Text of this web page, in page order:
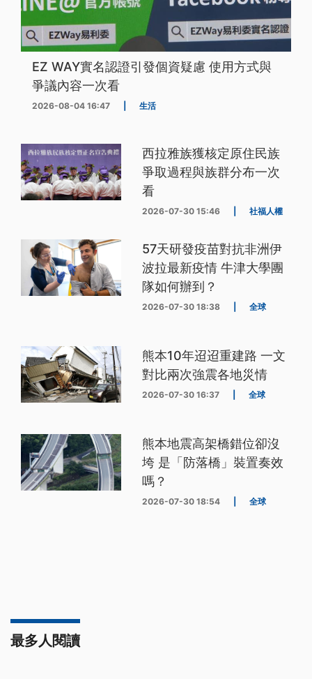
EZ WAY實名認證引發個資疑慮 使用方式與
爭議內容一次看
2026-08-04 16:47 生活
西拉雅族獲核定原住民族
爭取過程與族群分布一次
看
2026-07-30 15:46 社福人權
57天研發疫苗對抗非洲伊
波拉最新疫情 牛津大學團
隊如何辦到？
2026-07-30 18:38 全球
熊本10年迢迢重建路 一文
對比兩次強震各地災情
2026-07-30 16:37 全球
熊本地震高架橋錯位卻沒
垮 是「防落橋」裝置奏效
嗎？
2026-07-30 18:54 全球
最多人閱讀